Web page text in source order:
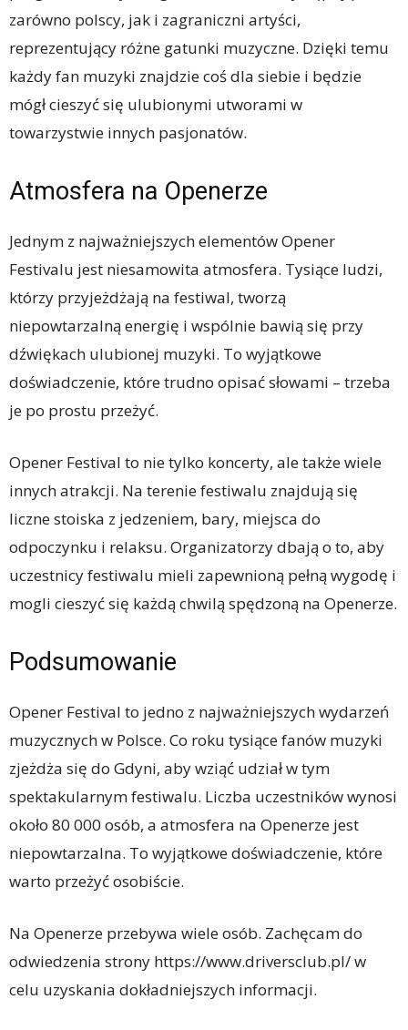
zarówno polscy, jak i zagraniczni artyści,
reprezentujący różne gatunki muzyczne. Dzięki temu
każdy fan muzyki znajdzie coś dla siebie i będzie
mógł cieszyć się ulubionymi utworami w
towarzystwie innych pasjonatów.
Atmosfera na Openerze
Jednym z najważniejszych elementów Opener
Festivalu jest niesamowita atmosfera. Tysiące ludzi,
którzy przyjeżdżają na festiwal, tworzą
niepowtarzalną energię i wspólnie bawią się przy
dźwiękach ulubionej muzyki. To wyjątkowe
doświadczenie, które trudno opisać słowami – trzeba
je po prostu przeżyć.
Opener Festival to nie tylko koncerty, ale także wiele
innych atrakcji. Na terenie festiwalu znajdują się
liczne stoiska z jedzeniem, bary, miejsca do
odpoczynku i relaksu. Organizatorzy dbają o to, aby
uczestnicy festiwalu mieli zapewnioną pełną wygodę i
mogli cieszyć się każdą chwilą spędzoną na Openerze.
Podsumowanie
Opener Festival to jedno z najważniejszych wydarzeń
muzycznych w Polsce. Co roku tysiące fanów muzyki
zjeżdża się do Gdyni, aby wziąć udział w tym
spektakularnym festiwalu. Liczba uczestników wynosi
około 80 000 osób, a atmosfera na Openerze jest
niepowtarzalna. To wyjątkowe doświadczenie, które
warto przeżyć osobiście.
Na Openerze przebywa wiele osób. Zachęcam do
odwiedzenia strony https://www.driversclub.pl/ w
celu uzyskania dokładniejszych informacji.